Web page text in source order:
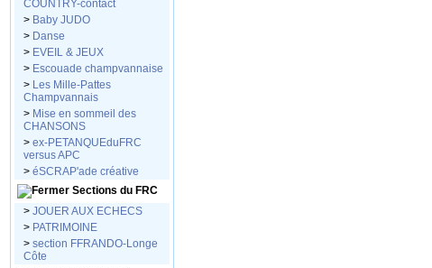
COUNTRY-contact
> Baby JUDO
> Danse
> EVEIL & JEUX
> Escouade champvannaise
> Les Mille-Pattes
Champvannais
> Mise en sommeil des
CHANSONS
> ex-PETANQUEduFRC
versus APC
> éSCRAP'ade créative
Sections du FRC
> JOUER AUX ECHECS
> PATRIMOINE
> section FFRANDO-Longe
Côte